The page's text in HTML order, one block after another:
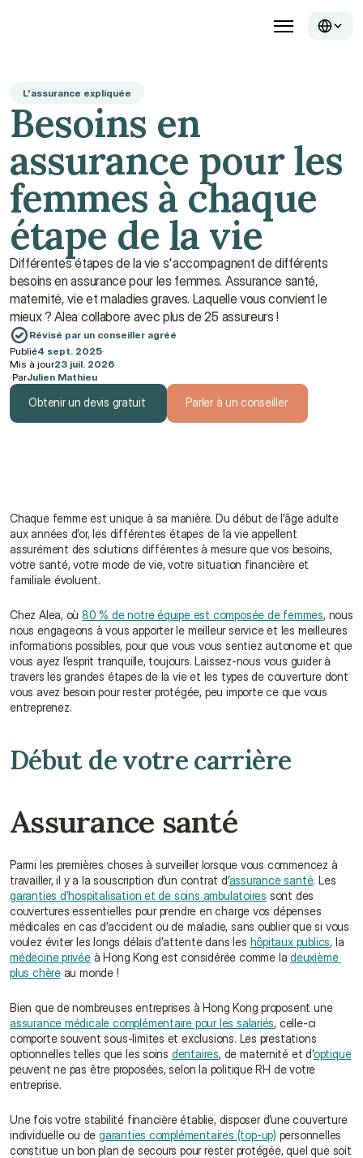
L'assurance expliquée
Besoins en
assurance pour les
femmes à chaque
étape de la vie
Différentes étapes de la vie s'accompagnent de différents
besoins en assurance pour les femmes. Assurance santé,
maternité, vie et maladies graves. Laquelle vous convient le
mieux ? Alea collabore avec plus de 25 assureurs !
Révisé par un conseiller agréé
Publié4 sept. 2025·
Mis à jour23 juil. 2026
·ParJulien Mathieu
Obtenir un devis gratuit Parler à un conseiller
Chaque femme est unique à sa manière. Du début de l’âge adulte
aux années d’or, les différentes étapes de la vie appellent
assurément des solutions différentes à mesure que vos besoins,
votre santé, votre mode de vie, votre situation financière et
familiale évoluent.
Chez Alea, où 80 % de notre équipe est composée de femmes, nous
nous engageons à vous apporter le meilleur service et les meilleures
informations possibles, pour que vous vous sentiez autonome et que
vous ayez l’esprit tranquille, toujours. Laissez-nous vous guider à
travers les grandes étapes de la vie et les types de couverture dont
vous avez besoin pour rester protégée, peu importe ce que vous
entreprenez.
Début de votre carrière
Assurance santé
Parmi les premières choses à surveiller lorsque vous commencez à
travailler, il y a la souscription d’un contrat d’assurance santé
garanties d’hospitalisation et de soins ambulatoires sont des
couvertures essentielles pour prendre en charge vos dépenses
médicales en cas d’accident ou de maladie, sans oublier que si vous
voulez éviter les longs délais d’attente dans les hôpitaux publics
médecine privée à Hong Kong est considérée comme la deuxième
plus chère au monde !
Bien que de nombreuses entreprises à Hong Kong proposent une
assurance médicale complémentaire pour les salariés, celle-ci
comporte souvent sous-limites et exclusions. Les prestations
optionnelles telles que les soins dentaires, de maternité et d’optique
peuvent ne pas être proposées, selon la politique RH de votre
entreprise.
Une fois votre stabilité financière établie, disposer d’une couverture
individuelle ou de garanties complémentaires (top-up) personnelles
constitue un bon plan de secours pour rester protégée, quel que soit